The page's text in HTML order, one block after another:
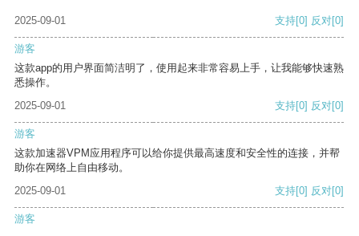
2025-09-01 支持[0] 反对[0]
游客
这款app的用户界面简洁明了，使用起来非常容易上手，让我能够快速熟
悉操作。
2025-09-01
支持[0] 反对[0]
游客
这款加速器VPM应用程序可以给你提供最高速度和安全性的连接，并帮
助你在网络上自由移动。
2025-09-01
支持[0] 反对[0]
游客